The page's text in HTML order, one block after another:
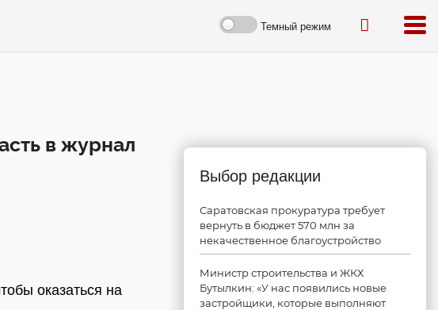
Темный режим
в журнал
оказаться на
Выбор редакции
Саратовская прокуратура требует
вернуть в бюджет 570 млн за
некачественное благоустройство
Министр строительства и ЖКХ
Бутылкин: «У нас появились новые
застройщики, которые выполняют